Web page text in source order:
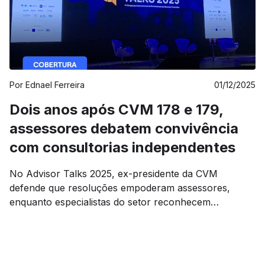
Por Ednael Ferreira 01/12/2025
Dois anos após CVM 178 e 179,
assessores debatem convivência
com consultorias independentes
No Advisor Talks 2025, ex-presidente da CVM
defende que resoluções empoderam assessores,
enquanto especialistas do setor reconhecem